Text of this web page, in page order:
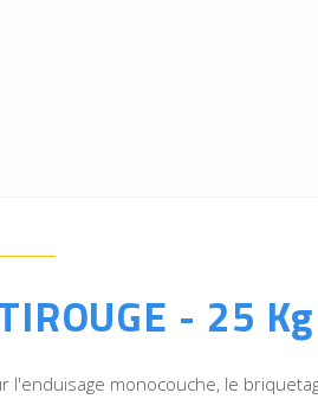
- 25 Kg
l'enduisage monocouche, le